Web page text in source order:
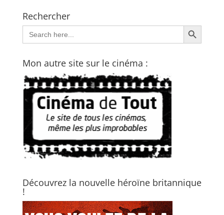
Rechercher
Search
for:
Search Button
Mon autre site sur le cinéma :
Découvrez la nouvelle héroïne britannique
!